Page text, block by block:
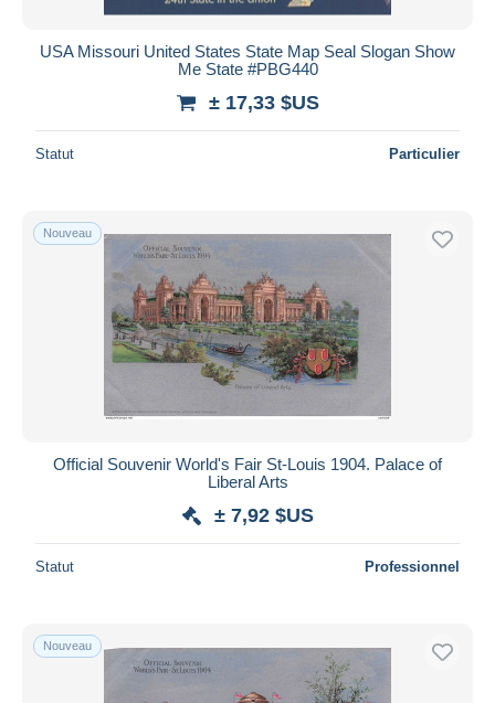
USA Missouri United States State Map Seal Slogan Show
Me State #PBG440
± 17,33 $US
Statut Particulier
Nouveau
Official Souvenir World's Fair St-Louis 1904. Palace of
Liberal Arts
± 7,92 $US
Statut Professionnel
Nouveau